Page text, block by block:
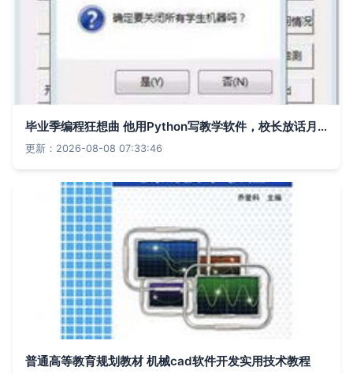
毕业季编程狂想曲 他用Python写教学软件，校长放话月薪5万抢聘
更新：2026-08-08 07:33:46
普通高等教育规划教材 机械cad软件开发实用技术教程